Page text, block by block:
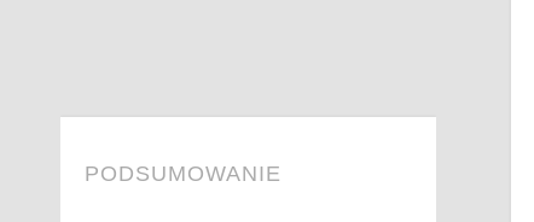
PODSUMOWANIE